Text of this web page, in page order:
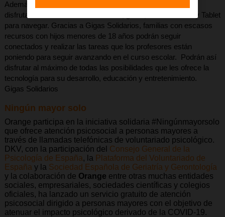
Además ampliamos el plazo a las familias que ya estaban
disfrutando de internet “4G en casa”, gratis, router Wifi 4G y Tablet
para navegar. Gracias a Gigas Solidarios, familias con escasos
recursos con hijos menores de 18 años podrán seguir
conectados y realizar las tareas que los profesores están
poniendo para seguir avanzando en el curso escolar. Podrán así
disfrutar al máximo de todas las posibilidades que les ofrece la
tecnología para su desarrollo, educación y entretenimiento.
Gigas Solidarios
Ningún mayor solo
Orange participa en la iniciativa solidaria #Ningúnmayorsolo
que ofrece atención psicosocial a personas mayores a
través de llamadas telefónicas de voluntariado psicológico.
DKV, con la participación del Consejo General de la
Psicología de España, la Plataforma del Voluntariado de
España y la Sociedad Española de Geriatría y Gerontología
y la colaboración de Orange entre otras muchas entidades
sociales, empresariales, sociedades científicas y colegios
oficiales, ha lanzado un servicio gratuito de atención
psicosocial dirigido a personas mayores con el objetivo de
atenuar el impacto psicológico derivado de la COVID-19.